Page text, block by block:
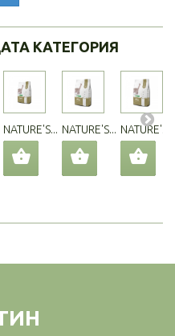
КАТЕГОРИЯ
NATURE'S... NATURE'S... NATURE'S...